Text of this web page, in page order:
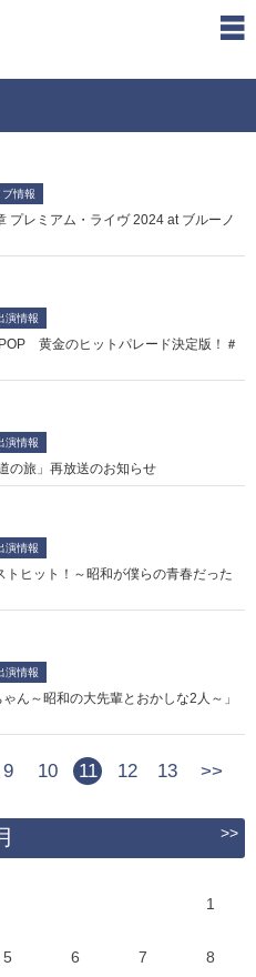
ブ情報
プレミアム・ライヴ 2024 at ブルーノ
演情報
黄金のヒットパレード決定版！＃
演情報
の旅」再放送のお知らせ
演情報
トヒット！～昭和が僕らの青春だった
演情報
ん～昭和の大先輩とおかしな2人～」
9 10 11 12 13 >>
>>
1
5 6 7 8